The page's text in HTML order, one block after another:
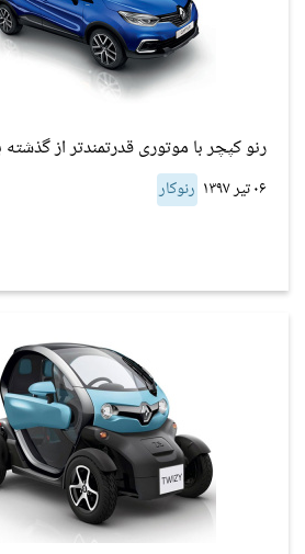
رنو کپچر با موتوری قدرتمندتر از گذشته
۰۶ تیر ۱۳۹۷ رنوکار